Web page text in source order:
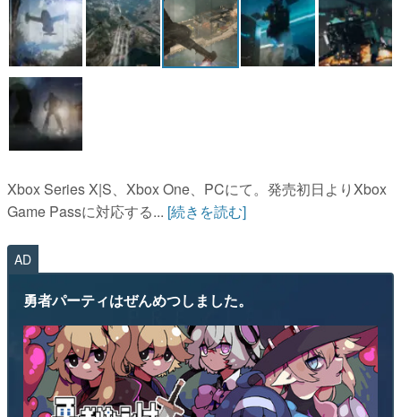
Xbox Series X|S、Xbox One、PCにて。発売初日よりXbox
Game Passに対応する... [続きを読む]
AD
勇者パーティはぜんめつしました。